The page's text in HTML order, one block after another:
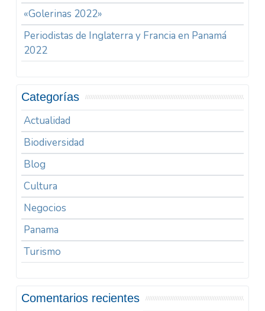
«Golerinas 2022»
Periodistas de Inglaterra y Francia en Panamá
2022
Categorías
Actualidad
Biodiversidad
Blog
Cultura
Negocios
Panama
Turismo
Comentarios recientes